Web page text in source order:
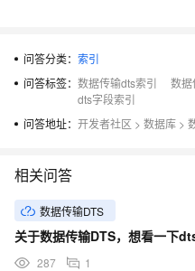
问答分类： 索引
问答标签： 数据传输dts索引 数据
dts字段索引
问答地址： 开发者社区 > 数据库 >
相关问答
数据传输DTS
287 1